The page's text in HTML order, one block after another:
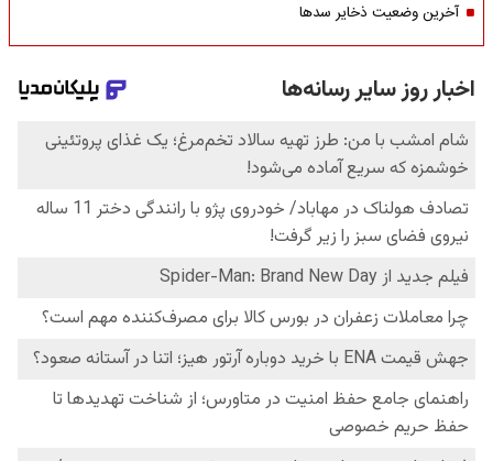
آخرین وضعیت ذخایر سدها